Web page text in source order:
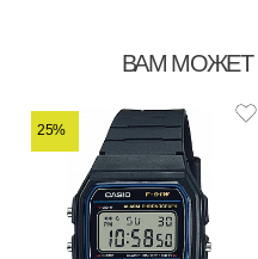
ВАМ МОЖЕТ
25%